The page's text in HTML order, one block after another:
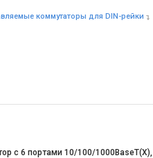
коммутаторы для DIN-рейки
с 6 портами 10/100/1000BaseT(X),